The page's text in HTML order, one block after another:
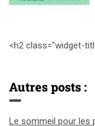
<h2 class="widget-
Autres posts :
Le sommeil pour les